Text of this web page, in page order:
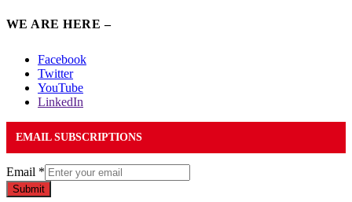
WE ARE HERE –
Facebook
Twitter
YouTube
LinkedIn
EMAIL SUBSCRIPTIONS
Email *
Submit